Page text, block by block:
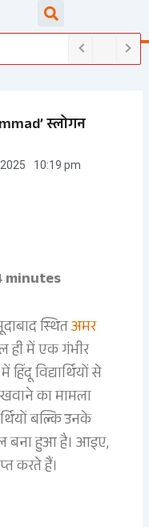
स्लोगन
10:19 pm
minutes
स्थितअमर
ही में एक गंभीर
विद्यार्थियों से
का मामला
बल्कि उनके
बना हुआ है। आइए,
करते हैं।